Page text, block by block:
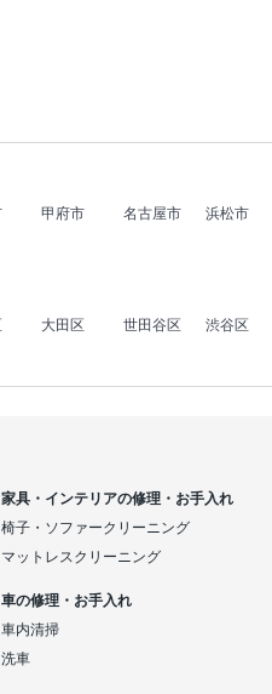
甲府市 名古屋市 浜松市
大田区 世田谷区 渋谷区
家具・インテリアの修理・お手入れ
椅子・ソファークリーニング
マットレスクリーニング
車の修理・お手入れ
車内清掃
洗車